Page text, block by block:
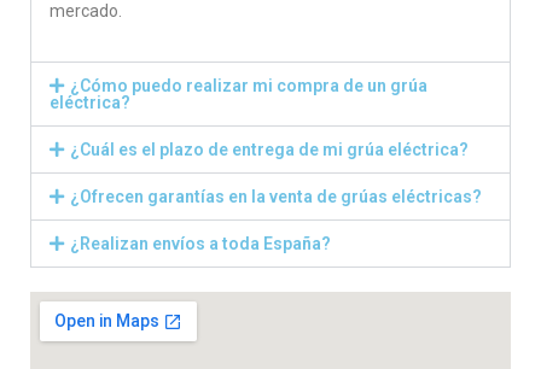
mercado.
¿Cómo puedo realizar mi compra de un grúa
eléctrica?
¿Cuál es el plazo de entrega de mi grúa eléctrica?
¿Ofrecen garantías en la venta de grúas eléctricas?
¿Realizan envíos a toda España?